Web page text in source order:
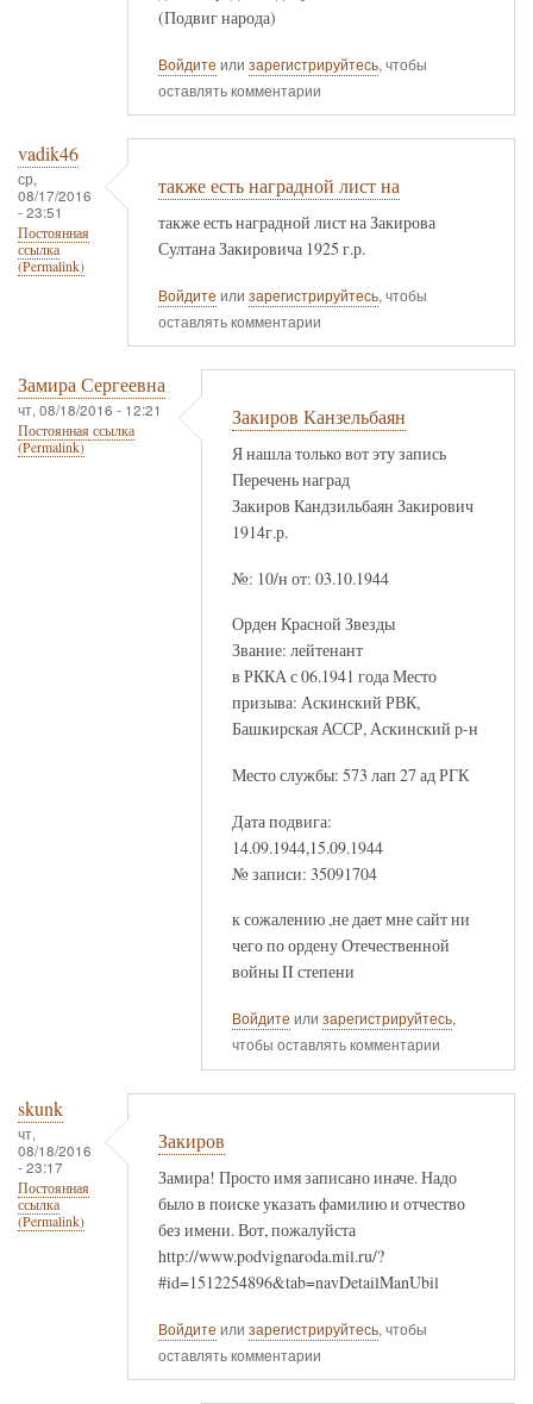
(Подвиг народа)
Войдите или зарегистрируйтесь, чтобы
оставлять комментарии
vadik46
ср,
08/17/2016
- 23:51
Постоянная
ссылка
(Permalink)
также есть наградной лист на
также есть наградной лист на Закирова
Султана Закировича 1925 г.р.
Войдите или зарегистрируйтесь, чтобы
оставлять комментарии
Замира Сергеевна
чт, 08/18/2016 - 12:21
Постоянная ссылка
(Permalink)
Закиров Канзельбаян
Я нашла только вот эту запись
Перечень наград
Закиров Кандзильбаян Закирович
1914г.р.
№: 10/н от: 03.10.1944
Орден Красной Звезды
Звание: лейтенант
в РККА с 06.1941 года Место
призыва: Аскинский РВК,
Башкирская АССР, Аскинский р-н
Место службы: 573 лап 27 ад РГК
Дата подвига:
14.09.1944,15.09.1944
№ записи: 35091704
к сожалению ,не дает мне сайт ни
чего по ордену Отечественной
войны II степени
Войдите или зарегистрируйтесь,
чтобы оставлять комментарии
skunk
чт,
08/18/2016
- 23:17
Постоянная
ссылка
(Permalink)
Закиров
Замира! Просто имя записано иначе. Надо
было в поиске указать фамилию и отчество
без имени. Вот, пожалуйста
http://www.podvignaroda.mil.ru/?
#id=1512254896&tab=navDetailManUbil
Войдите или зарегистрируйтесь, чтобы
оставлять комментарии